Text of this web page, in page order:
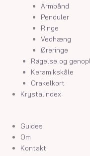
Armbånd
Penduler
Ringe
Vedhæng
Øreringe
Røgelse og
Keramikskåle
Orakelkort
Krystalindex
Guides
Om
Kontakt